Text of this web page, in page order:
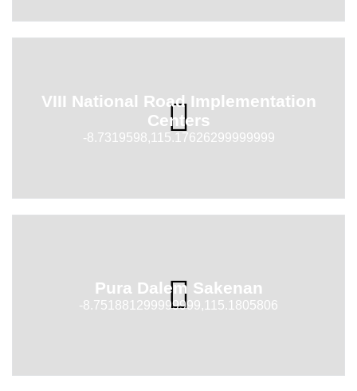
VIII National Road Implementation
Centers
-8.7319598,115.17626299999999
Pura Dalem Sakenan
-8.751881299999999,115.1805806